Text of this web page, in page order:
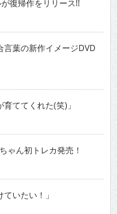
復帰作をリリース!!
葉の新作イメージDVD
ててくれた(笑)」
ゃん初トレカ発売！
いたい！」